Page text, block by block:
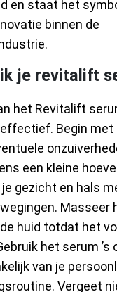
en staat het
binnen de
je revitalift
het Revitalift
Begin met
een kleine
gezicht en hals
Masseer
huid totdat het
het serum ’s
van je
Vergeet